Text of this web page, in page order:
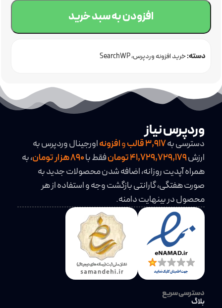
افزودن به سبد خرید
دسته:خرید افزونه وردپرس SearchWP
وردپرس نیاز
دسترسی به3,917قالبوافزونهاورجینال وردپرس به
ارزش41,729,729,179 تومان فقط با
، به
همراه آپدیت روزانه، اضافه شدن محصولات جدید به
صورت هفتگی، گارانتی بازگشت وجه و استفاده از هر
محصول در بینهایت دامنه.
دسترسی سریع
بلاگ